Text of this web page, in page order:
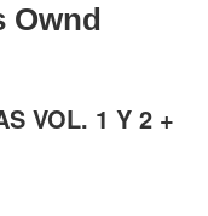
Ownd
VOL. 1 Y 2 +